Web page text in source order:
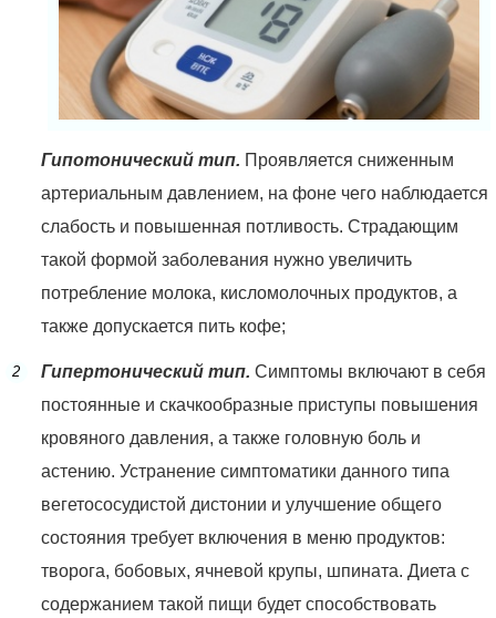
Гипотонический тип. Проявляется сниженным
артериальным давлением, на фоне чего наблюдается
слабость и повышенная потливость. Страдающим
такой формой заболевания нужно увеличить
потребление молока, кисломолочных продуктов, а
также допускается пить кофе;
Гипертонический тип. Симптомы включают в себя
постоянные и скачкообразные приступы повышения
кровяного давления, а также головную боль и
астению. Устранение симптоматики данного типа
вегетососудистой дистонии и улучшение общего
состояния требует включения в меню продуктов:
творога, бобовых, ячневой крупы, шпината. Диета с
содержанием такой пищи будет способствовать